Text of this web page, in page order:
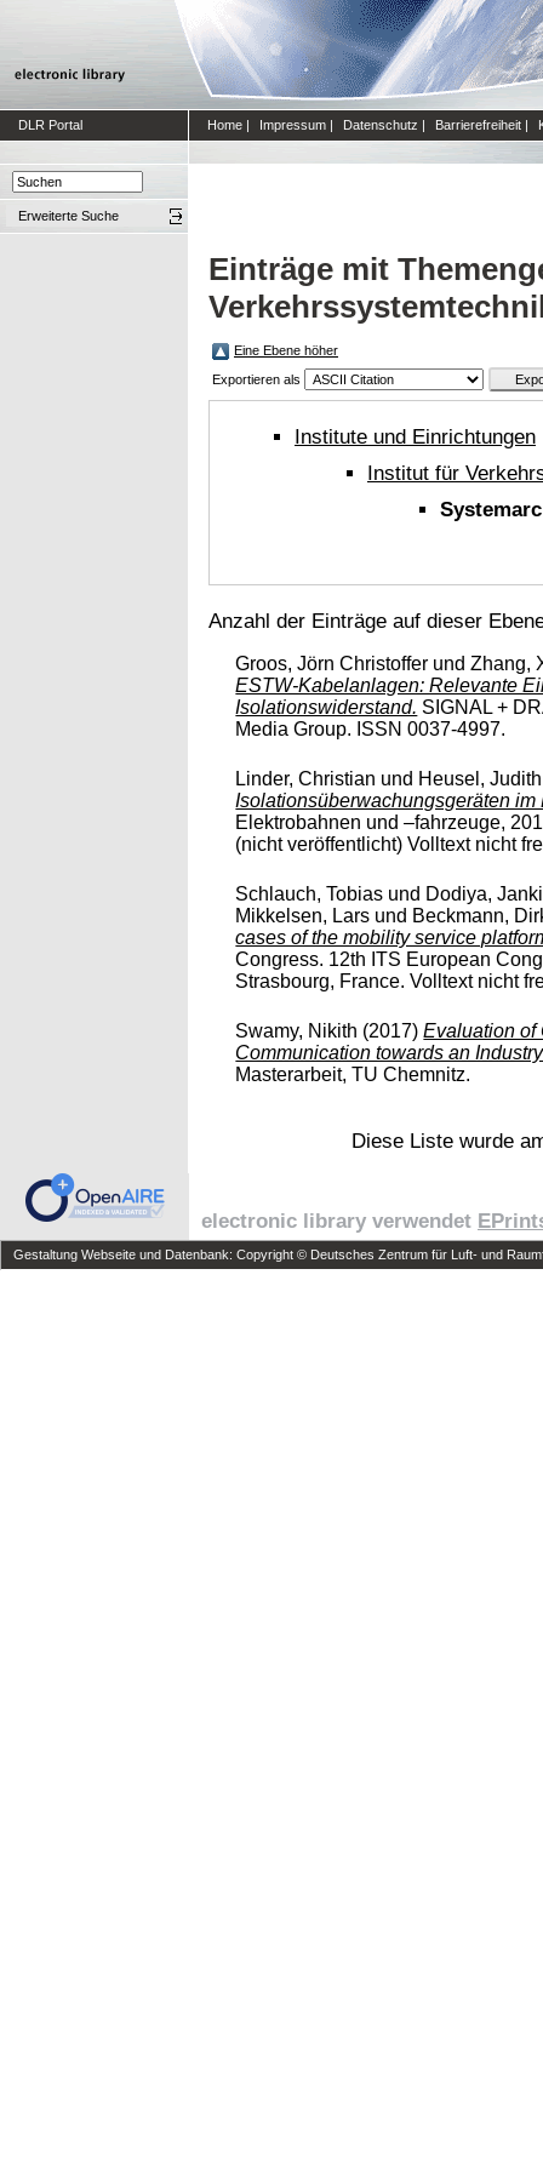
DLR Portal Home | Impressum | Datenschutz | Barrierefreiheit |
Erweiterte Suche
Einträge mit
Eine Ebene höher
Exportieren als
Institute und Einrichtungen
Institut für
Anzahl der Einträge auf dieser
Groos, Jörn Christoffer undZhang,
ESTW-Kabelanlagen: Relevante
Isolationswiderstand. SIGNAL +
Media Group. ISSN 0037-4997.
Linder, Christian und Heusel, Judith
Isolationsüberwachungsgeräten im
Elektrobahnen und –fahrzeuge,
(nicht veröffentlicht) Volltext nicht
Schlauch, Tobias und Dodiya, Janki
Mikkelsen, Lars und Beckmann,
cases of the mobility service
Congress. 12th ITS European
Strasbourg, France. Volltext nicht
Swamy, Nikith (2017)Evaluation of
Communication towards an
Masterarbeit, TU Chemnitz.
Diese Liste wurde
electronic library verwendet
Gestaltung Webseite und Datenbank: Copyright © Deutsches Zentrum für Luft- und